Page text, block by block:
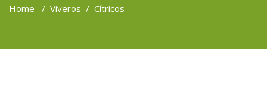
Home / Viveros / Cítricos